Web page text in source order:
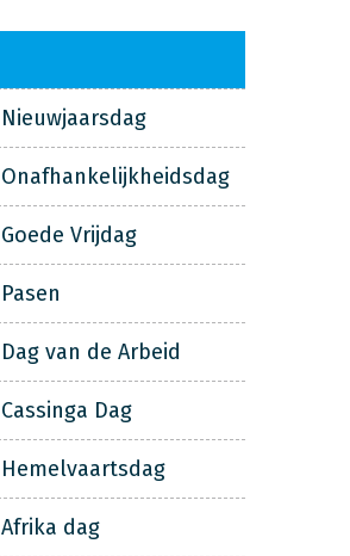
Nieuwjaarsdag
Onafhankelijkheidsdag
Goede Vrijdag
Pasen
Dag van de Arbeid
Cassinga Dag
Hemelvaartsdag
Afrika dag